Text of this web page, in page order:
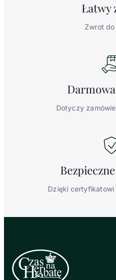
Łatwy
Zwrot
Darmowa
Dotyczy
Dzięki certyfikatowi